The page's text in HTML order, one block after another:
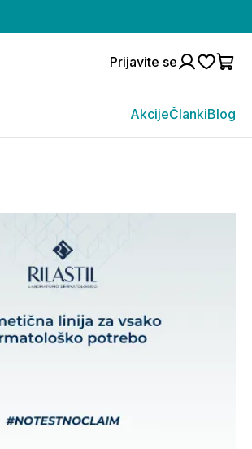
Prijavite se
AkcijeČlankiBlog